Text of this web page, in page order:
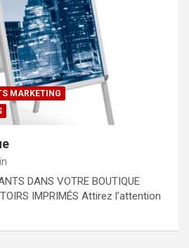
MARKETING
DANS VOTRE BOUTIQUE
IMPRIMÉS Attirez l’attention